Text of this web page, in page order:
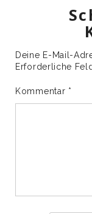
Deine E-Mail-
Erforderliche
Kommentar *